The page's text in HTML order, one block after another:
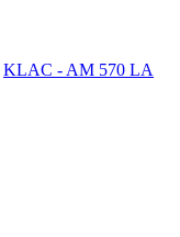
KLAC - AM 570 LA